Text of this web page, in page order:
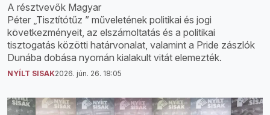
A résztvevők Magyar
Péter „Tisztítótűz ” műveletének politikai és jogi
következményeit, az elszámoltatás és a politikai
tisztogatás közötti határvonalat, valamint a Pride zászlók
Dunába dobása nyomán kialakult vitát elemezték.
NYÍLT SISAK2026. jún. 26. 18:05